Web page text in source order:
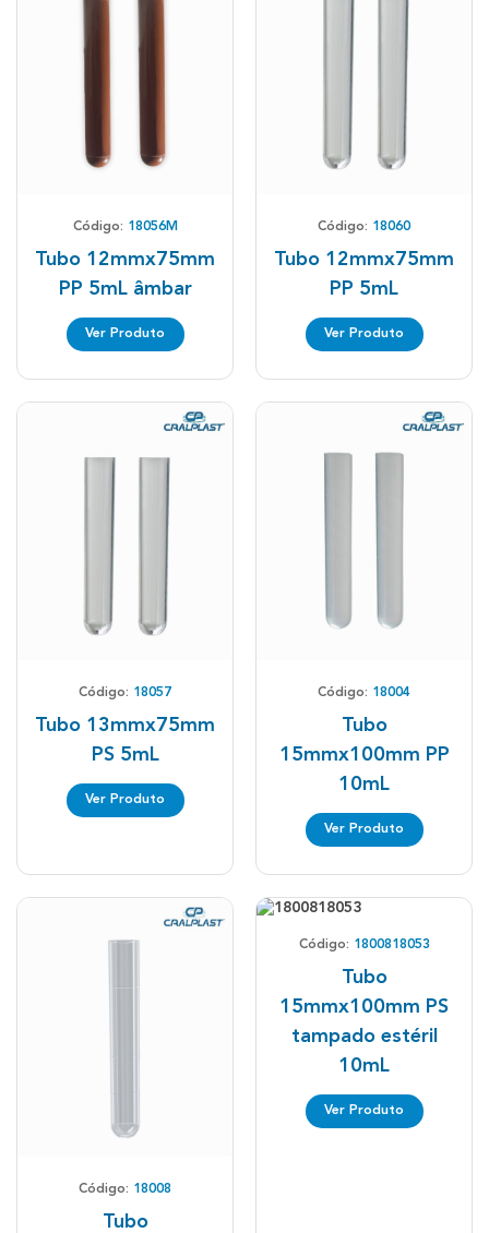
Código: 18056M
Tubo 12mmx75mm
PP 5mL âmbar
Ver Produto
Código: 18060
Tubo 12mmx75mm
PP 5mL
Ver Produto
Código: 18057
Tubo 13mmx75mm
PS 5mL
Ver Produto
Código: 18004
Tubo
15mmx100mm PP
10mL
Ver Produto
Código: 18008
Tubo
Código: 1800818053
Tubo
15mmx100mm PS
tampado estéril
10mL
Ver Produto